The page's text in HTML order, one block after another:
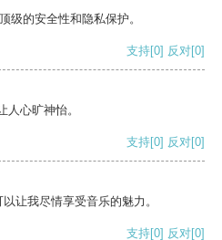
级的安全性和隐私保护。
支持[0] 反对[0]
心旷神怡。
支持[0] 反对[0]
让我尽情享受音乐的魅力。
支持[0] 反对[0]